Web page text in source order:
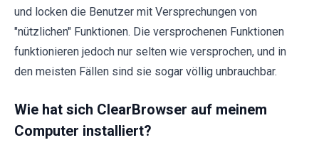
und locken die Benutzer mit Versprechungen von
"nützlichen" Funktionen. Die versprochenen Funktionen
funktionieren jedoch nur selten wie versprochen, und in
den meisten Fällen sind sie sogar völlig unbrauchbar.
Wie hat sich ClearBrowser auf meinem
Computer installiert?